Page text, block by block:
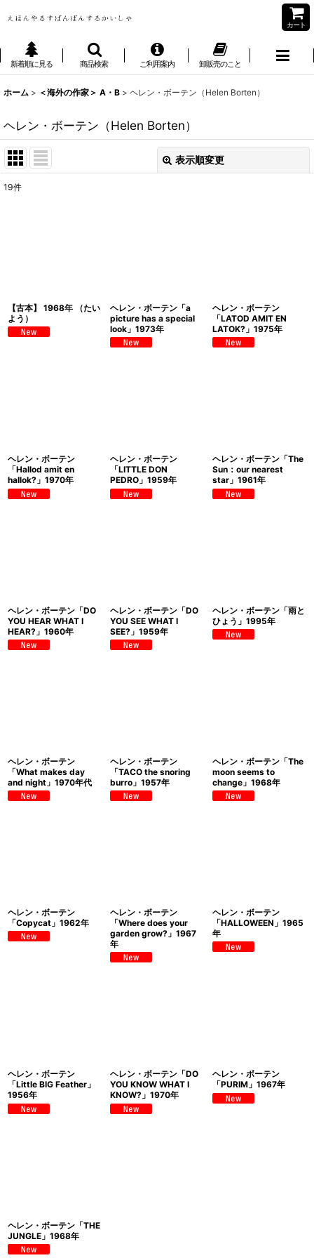
カート
新着順に見る 商品検索 ご利用案内 卸販売のこと
ホーム > ＜海外の作家＞ A・B > ヘレン・ボーテン（Helen Borten）
ヘレン・ボーテン（Helen Borten）
表示順変更
19件
【古本】 1968年 （たい
よう）
ヘレン・ボーテン「a
picture has a special
look」1973年
ヘレン・ボーテン
「LATOD AMIT EN
LATOK?」1975年
ヘレン・ボーテン
「Hallod amit en
hallok?」1970年
ヘレン・ボーテン
「LITTLE DON
PEDRO」1959年
ヘレン・ボーテン「The
Sun：our nearest
star」1961年
ヘレン・ボーテン「DO
YOU HEAR WHAT I
HEAR?」1960年
ヘレン・ボーテン「DO
YOU SEE WHAT I
SEE?」1959年
ヘレン・ボーテン「雨と
ひょう」1995年
ヘレン・ボーテン
「What makes day
and night」1970年代
ヘレン・ボーテン
「TACO the snoring
burro」1957年
ヘレン・ボーテン「The
moon seems to
change」1968年
ヘレン・ボーテン
「Copycat」1962年
ヘレン・ボーテン
「Where does your
garden grow?」1967
年
ヘレン・ボーテン
「HALLOWEEN」1965
年
ヘレン・ボーテン
「Little BIG Feather」
1956年
ヘレン・ボーテン「DO
YOU KNOW WHAT I
KNOW?」1970年
ヘレン・ボーテン
「PURIM」1967年
ヘレン・ボーテン「THE
JUNGLE」1968年